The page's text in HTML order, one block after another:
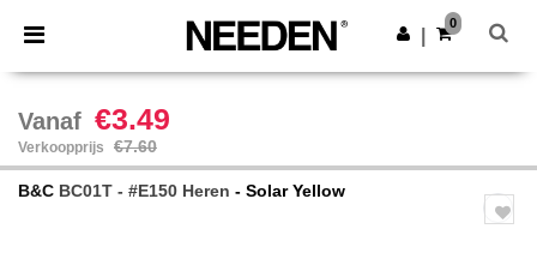
× Needen-app
Betere prijzen in de app!
Download app
0
Vanaf €3.49
Verkoopprijs €7.60
B&C BC01T - #E150 Heren - Solar Yellow